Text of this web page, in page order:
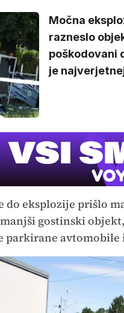
Močna
razneslo
poškodovani
je
do eksplozije prišlo
gostinski
avtomobile